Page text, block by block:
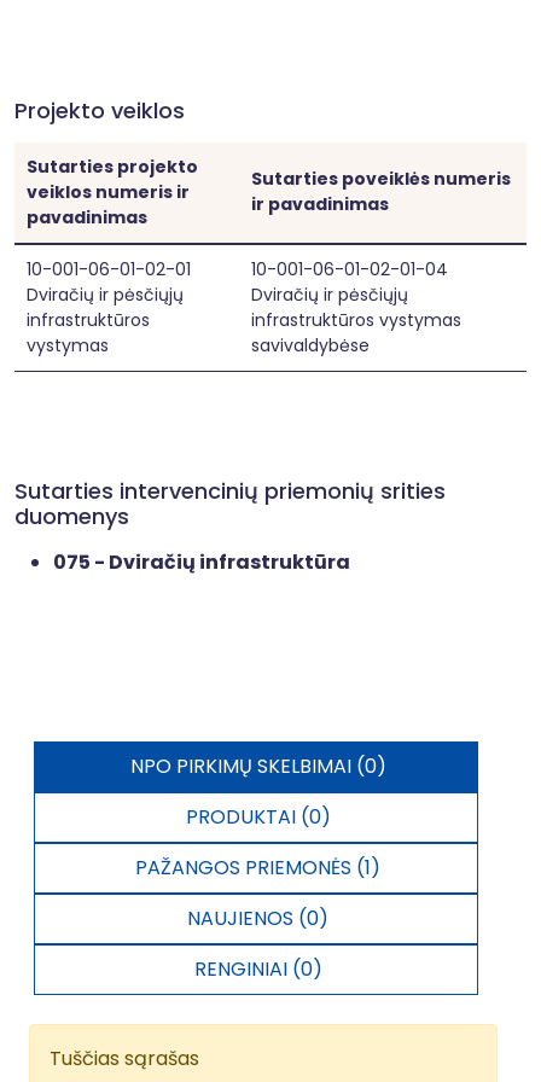
kuriuo iš dalies keičiamas Reglamentas (ES)
2019/2088, 17 straipsnyje.
- padidinti vientiso pėsčiųjų ir dviračių takų
tinko dalį Druskininkų savivaldybėje, įrengiant
2,739 km pėsčiųjų ir dviračių takų.
rinkmenoje „Dviračių takų etapų planas“,
pavadinimas „Žvaigždžių orbitos takas V
etapas“.
Projekto veiklos
Sutarties projekto
veiklos numeris ir
pavadinimas
Sutarties poveiklės numeris
ir pavadinimas
10-001-06-01-02-01
Dviračių ir pėsčiųjų
infrastruktūros
vystymas
10-001-06-01-02-01-04
Dviračių ir pėsčiųjų
infrastruktūros vystymas
savivaldybėse
Sutarties intervencinių priemonių srities
duomenys
075 - Dviračių infrastruktūra
NPO PIRKIMŲ SKELBIMAI (0)
PRODUKTAI (0)
PAŽANGOS PRIEMONĖS (1)
NAUJIENOS (0)
RENGINIAI (0)
Tuščias sąrašas